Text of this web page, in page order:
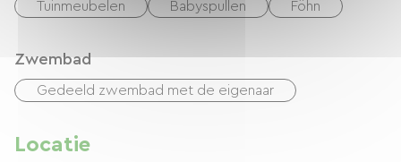
Tuinmeubelen
Babyspullen Föhn
Zwembad
Gedeeld zwembad met de eigenaar
Locatie